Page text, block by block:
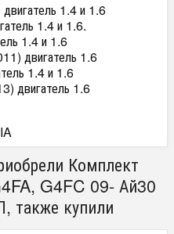
1.4 и 1.6
1.4 и 1.6.
1.4 и 1.6
двигатель 1.6
1.4 и 1.6
двигатель 1.6
Комплект
G4FC 09- Ай30
также купили